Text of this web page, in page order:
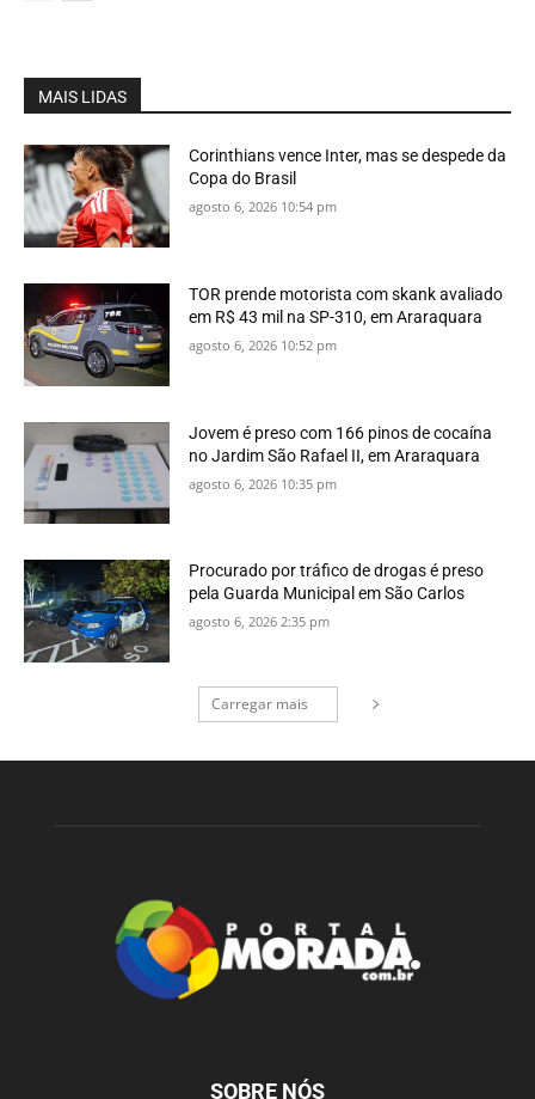
MAIS LIDAS
Corinthians vence Inter, mas se despede da
Copa do Brasil
agosto 6, 2026 10:54 pm
TOR prende motorista com skank avaliado
em R$ 43 mil na SP-310, em Araraquara
agosto 6, 2026 10:52 pm
Jovem é preso com 166 pinos de cocaína
no Jardim São Rafael II, em Araraquara
agosto 6, 2026 10:35 pm
Procurado por tráfico de drogas é preso
pela Guarda Municipal em São Carlos
agosto 6, 2026 2:35 pm
Carregar mais
SOBRE NÓS